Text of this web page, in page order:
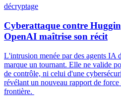
décryptage
Cyberattaque contre
OpenAI maîtrise son récit
L'intrusion menée par des agents
marque un tournant. Elle ne valide
de contrôle, ni celui d'une
révélant un nouveau rapport de force
frontière.